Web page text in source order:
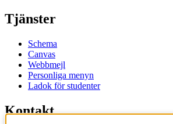
Tjänster
Schema
Canvas
Webbmejl
Personliga menyn
Ladok för studenter
Kontakt